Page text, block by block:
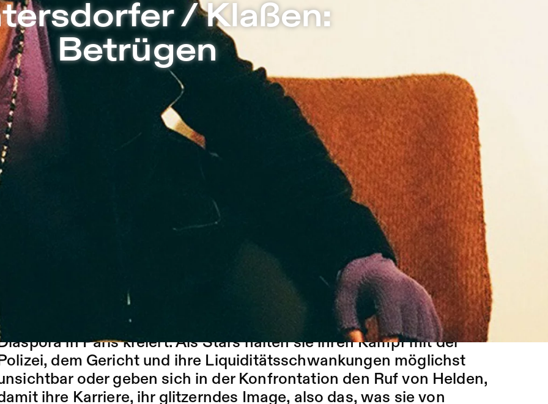
| Freies Theater in Berlin/ Klaßen:
Betrügen
für den Friedrich-Luft-Preis 2009 und den Förderpreis der
Kantonalbank - ZKB 2009.
Achtung: Die Vorstellungen wurden vom 18. und 19. August auf den
Douk Saga (1975-2006), genannt der Präsident, Lino Versace, Solo
Boro Sanguy und die anderen Mitglieder der selbst ernannten
Set? haben 2003 den Couper Decaler im Milieu der ivorischen
in Paris kreiert. Als Stars halten sie ihren Kampf mit der
Polizei, dem Gericht und ihre Liquiditätsschwankungen möglichst
oder geben sich in der Konfrontation den Ruf von Helden,
ihre Karriere, ihr glitzerndes Image, also das, was sie von